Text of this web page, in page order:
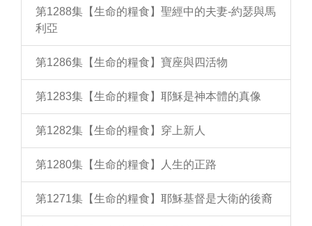
第1288集【生命的糧食】聖經中的夫妻-約瑟與馬
利亞
第1286集【生命的糧食】寶座與四活物
第1283集【生命的糧食】耶穌是神本體的真像
第1282集【生命的糧食】穿上新人
第1280集【生命的糧食】人生的正路
第1271集【生命的糧食】耶穌基督是大衛的後裔